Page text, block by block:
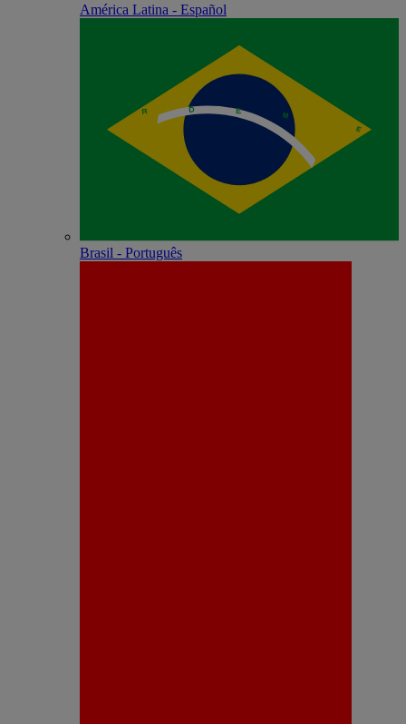
América Latina - Español
Brasil - Português